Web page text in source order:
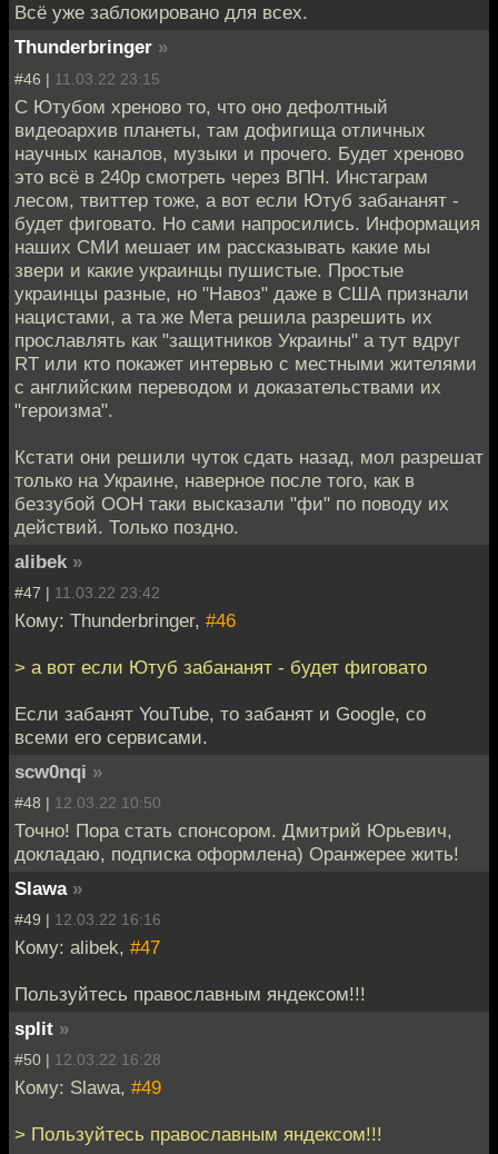
Всё уже заблокировано для всех.
Thunderbringer »
#46 | 11.03.22 23:15
С Ютубом хреново то, что оно дефолтный
видеоархив планеты, там дофигища отличных
научных каналов, музыки и прочего. Будет хреново
это всё в 240p смотреть через ВПН. Инстаграм
лесом, твиттер тоже, а вот если Ютуб забананят -
будет фиговато. Но сами напросились. Информация
наших СМИ мешает им рассказывать какие мы
звери и какие украинцы пушистые. Простые
украинцы разные, но "Навоз" даже в США признали
нацистами, а та же Мета решила разрешить их
прославлять как "защитников Украины" а тут вдруг
RT или кто покажет интервью с местными жителями
с английским переводом и доказательствами их
"героизма".
Кстати они решили чуток сдать назад, мол разрешат
только на Украине, наверное после того, как в
беззубой ООН таки высказали "фи" по поводу их
действий. Только поздно.
alibek »
#47 | 11.03.22 23:42
Кому: Thunderbringer, #46
> а вот если Ютуб забананят - будет фиговато
Если забанят YouTube, то забанят и Google, со
всеми его сервисами.
scw0nqi »
#48 | 12.03.22 10:50
Точно! Пора стать спонсором. Дмитрий Юрьевич,
докладаю, подписка оформлена) Оранжерее жить!
Slawa »
#49 | 12.03.22 16:16
Кому: alibek, #47
Пользуйтесь православным яндексом!!!
split »
#50 | 12.03.22 16:28
Кому: Slawa, #49
> Пользуйтесь православным яндексом!!!